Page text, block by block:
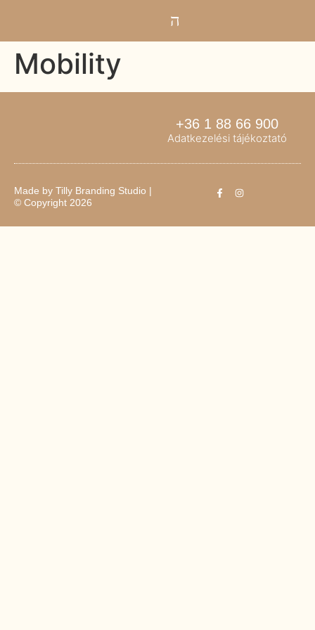
Mobility
+36 1 88 66 900
Adatkezelési tájékoztató
Made by Tilly Branding Studio |
© Copyright 2026